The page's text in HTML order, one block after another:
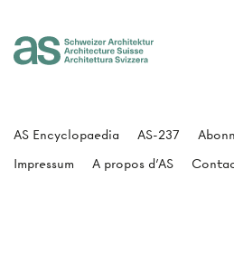
AS Encyclopaedia AS-237
Impressum
A propos d'AS